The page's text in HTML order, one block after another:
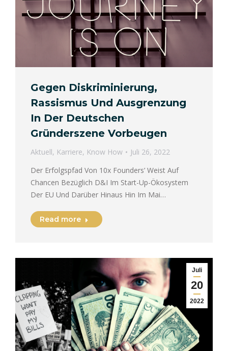
Gegen Diskriminierung,
Rassismus Und Ausgrenzung
In Der Deutschen
Gründerszene Vorbeugen
Aktuell, Karriere, Know How
Juli 26, 2022
Der Erfolgspfad Von 10x Founders’ Weist Auf
Chancen Bezüglich D&I Im Start-Up-Ökosystem
Der EU Und Darüber Hinaus Hin Im Mai…
Read more
Juli
20
2022